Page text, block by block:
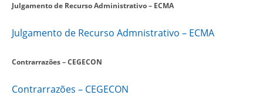
Julgamento de Recurso Administrativo – ECMA
Julgamento de Recurso Admnistrativo – ECMA
Contrarrazões – CEGECON
Contrarrazões – CEGECON